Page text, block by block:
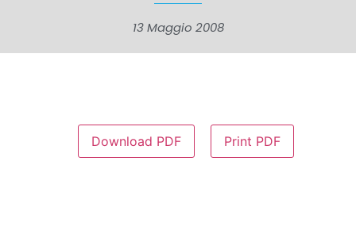
13 Maggio 2008
Download PDF Print PDF